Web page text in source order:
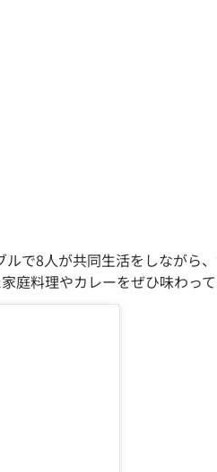
で8人が共同生活をしながら
庭料理やカレーをぜひ味わって